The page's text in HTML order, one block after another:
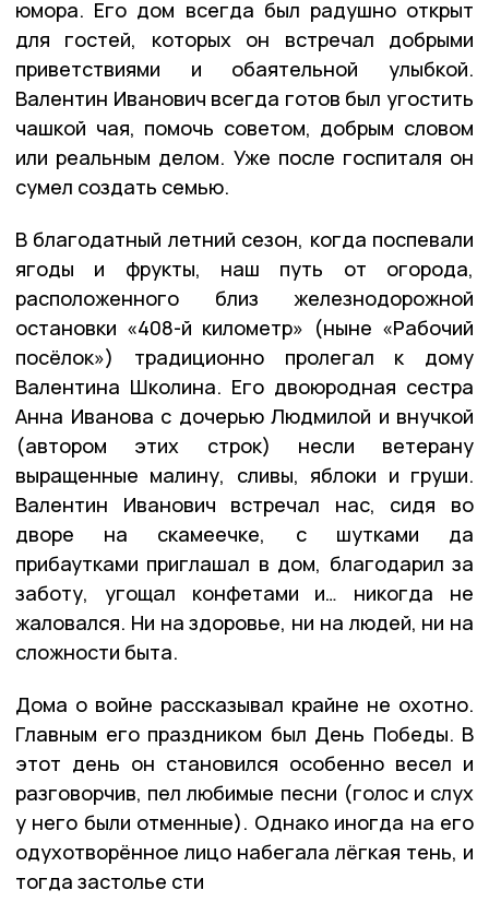
юмора. Его дом всегда был радушно открыт
для гостей, которых он встречал добрыми
приветствиями и обаятельной улыбкой.
Валентин Иванович всегда готов был угостить
чашкой чая, помочь советом, добрым словом
или реальным делом. Уже после госпиталя он
сумел создать семью.
В благодатный летний сезон, когда поспевали
ягоды и фрукты, наш путь от огорода,
расположенного близ железнодорожной
остановки «408-й километр» (ныне «Рабочий
посёлок») традиционно пролегал к дому
Валентина Школина. Его двоюродная сестра
Анна Иванова с дочерью Людмилой и внучкой
(автором этих строк) несли ветерану
выращенные малину, сливы, яблоки и груши.
Валентин Иванович встречал нас, сидя во
дворе на скамеечке, с шутками да
прибаутками приглашал в дом, благодарил за
заботу, угощал конфетами и… никогда не
жаловался. Ни на здоровье, ни на людей, ни на
сложности быта.
Дома о войне рассказывал крайне не охотно.
Главным его праздником был День Победы. В
этот день он становился особенно весел и
разговорчив, пел любимые песни (голос и слух
у него были отменные). Однако иногда на его
одухотворённое лицо набегала лёгкая тень, и
тогда застолье сти